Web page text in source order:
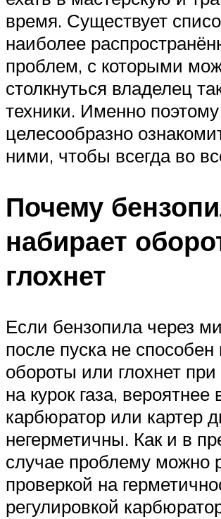
время. Существует
наиболее
проблем, с которыми
столкнуться владелец
техники. Именно поэтому
целесообразно
ними, чтобы всегда во
Почему
набирает
глохнет
Если бензопила через
после пуска не способен
обороты или глохнет
на курок газа, вероятнее
карбюратор или картер
негерметичны. Как и в
случае проблему можно
проверкой на
регулировкой